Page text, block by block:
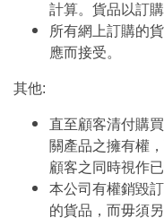
計算。貨品以訂
所有網上訂購的
應而接受。
其他:
直至顧客清付購
關產品之擁有權
顧客之同時視作
本公司有權銷毀
的貨品，而毋須